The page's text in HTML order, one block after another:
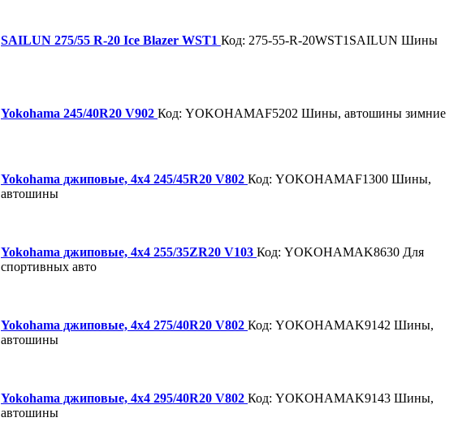
SAILUN 275/55 R-20 Ice Blazer WST1 Код: 275-55-R-20WST1SAILUN Шины
Yokohama 245/40R20 V902 Код: YOKOHAMAF5202 Шины, автошины зимние
Yokohama джиповые, 4х4 245/45R20 V802 Код: YOKOHAMAF1300 Шины,
автошины
Yokohama джиповые, 4х4 255/35ZR20 V103 Код: YOKOHAMAK8630 Для
спортивных авто
Yokohama джиповые, 4х4 275/40R20 V802 Код: YOKOHAMAK9142 Шины,
автошины
Yokohama джиповые, 4х4 295/40R20 V802 Код: YOKOHAMAK9143 Шины,
автошины